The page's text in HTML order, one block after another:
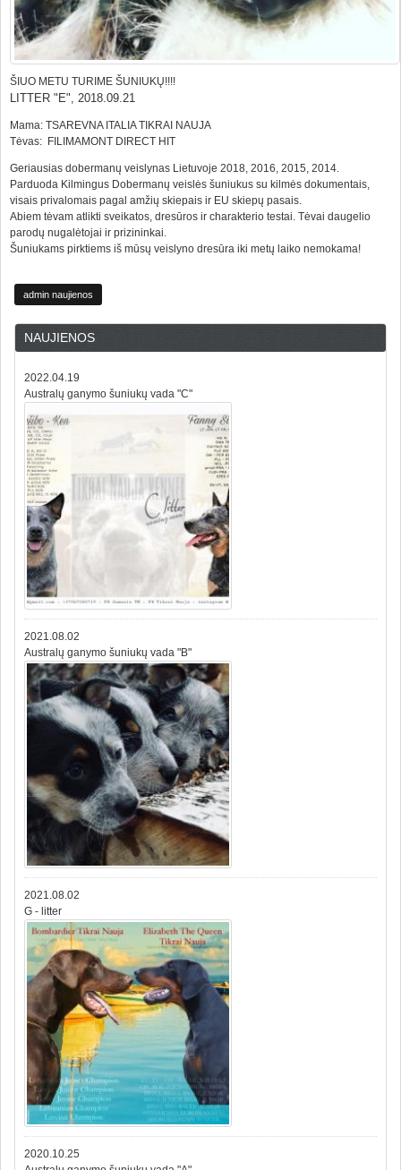
ŠIUO METU TURIME ŠUNIUKŲ!!!!
LITTER "E", 2018.09.21
Mama: TSAREVNA ITALIA TIKRAI NAUJA
Tėvas: FILIMAMONT DIRECT HIT
Geriausias dobermanų veislynas Lietuvoje 2018, 2016, 2015, 2014.
Parduoda Kilmingus Dobermanų veislės šuniukus su kilmės dokumentais,
visais privalomais pagal amžių skiepais ir EU skiepų pasais.
Abiem tėvam atlikti sveikatos, dresūros ir charakterio testai. Tėvai daugelio
parodų nugalėtojai ir prizininkai.
Šuniukams pirktiems iš mūsų veislyno dresūra iki metų laiko nemokama!
admin naujienos
NAUJIENOS
2022.04.19
Australų ganymo šuniukų vada "C"
2021.08.02
Australų ganymo šuniukų vada "B"
2021.08.02
G - litter
2020.10.25